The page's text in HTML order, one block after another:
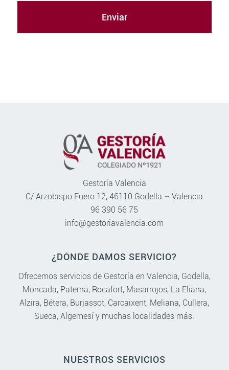
Gestoría Valencia
C/ Arzobispo Fuero 12, 46110 Godella – Valencia
96 390 56 75
info@gestoriavalencia.com
¿DÓNDE DAMOS SERVICIO?
Ofrecemos servicios de Gestoría en Valencia, Godella,
Moncada, Paterna, Rocafort, Masarrojos, La Eliana,
Alzira, Bétera, Burjassot, Carcaixent, Meliana, Cullera,
Sueca,Algemesí y muchas localidades más.
NUESTROS SERVICIOS